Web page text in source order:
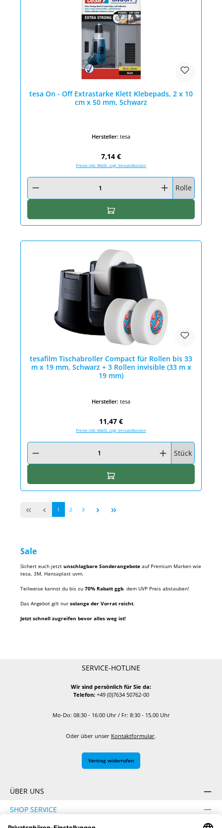
tesa On - Off Extrastarke Klett Klebepads, 2 x 10
cm x 50 mm, Schwarz
Hersteller: tesa
Regulärer Preis:
7,14 €
Preise inkl. MwSt. zzgl. Versandkosten
Produkt Anzahl: Gib den gewünschten Wert ein oder benutze die
Rolle
In den Warenkorb
tesafilm Tischabroller Compact für Rollen bis 33
m x 19 mm, Schwarz + 3 Rollen invisible (33 m x
19 mm)
Hersteller: tesa
Regulärer Preis:
11,47 €
Preise inkl. MwSt. zzgl. Versandkosten
Produkt Anzahl: Gib den gewünschten Wert ein oder benutze die
Stück
In den Warenkorb
Seite
1 Seite
2 Seite
3
Sale
Sichert euch jetzt unschlagbare Sonderangebote auf Premium Marken wie
tesa, 3M, Hansaplast uvm.
Teilweise kannst du bis zu 70% Rabatt ggb. dem UVP Preis abstauben!
Das Angebot gilt nur solange der Vorrat reicht.
Jetzt schnell zugreifen bevor alles weg ist!
SERVICE-HOTLINE
Wir sind persönlich für Sie da:
Telefon:+49 (0)7634 50762-00
Mo-Do: 08:30 - 16:00 Uhr / Fr: 8:30 - 15.00 Uhr
Oder über unser Kontaktformular.
Vertrag widerrufen
ÜBER UNS
SHOP SERVICE